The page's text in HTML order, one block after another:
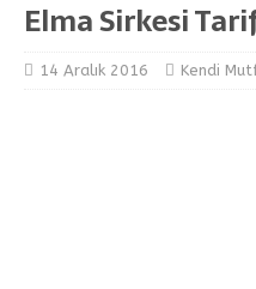
Elma Sirkesi
14 Aralık 2016 Kendi